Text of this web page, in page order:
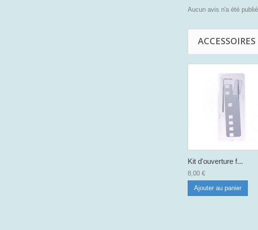
Aucun avis n'a été
ACCESSOIRES
Kit d'ouverture f...
8,00 €
Ajouter au panier